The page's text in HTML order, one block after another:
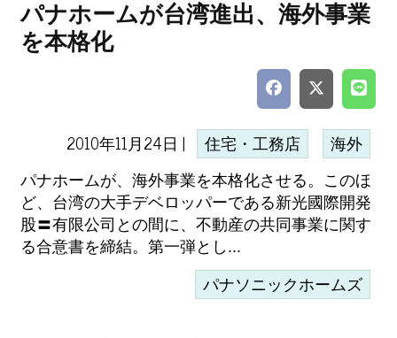
パナホームが台湾進出、海外事業
を本格化
2010年11月24日 | 住宅・工務店 海外
パナホームが、海外事業を本格化させる。このほ
ど、台湾の大手デベロッパーである新光國際開発
股〓有限公司との間に、不動産の共同事業に関す
る合意書を締結。第一弾とし...
パナソニックホームズ